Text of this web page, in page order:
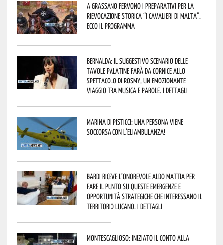
A Grassano fervono i preparativi per la
Rievocazione Storica “I CAVALIERI DI MALTA”.
Ecco il programma
Bernalda: il suggestivo scenario delle
Tavole Palatine farà da cornice allo
spettacolo di Rosmy, un emozionante
viaggio tra musica e parole. I dettagli
Marina di Pisticci: una persona viene
soccorsa con l’eliambulanza!
Bardi riceve l’onorevole Aldo Mattia per
fare il punto su queste emergenze e
opportunità strategiche che interessano il
territorio lucano. I dettagli
Montescaglioso: iniziato il conto alla